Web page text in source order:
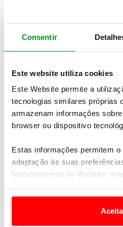
Consentir
Este website utiliza cookies
Este Website permite a
tecnologias similares próprias
armazenam informações
browser ou dispositivo
Estas informações permitem
adaptação às suas
funcionamento do Website,
e anúncios de modo a
Em alguns casos, a utilização
LIGAÇÃO PARA LISBOA